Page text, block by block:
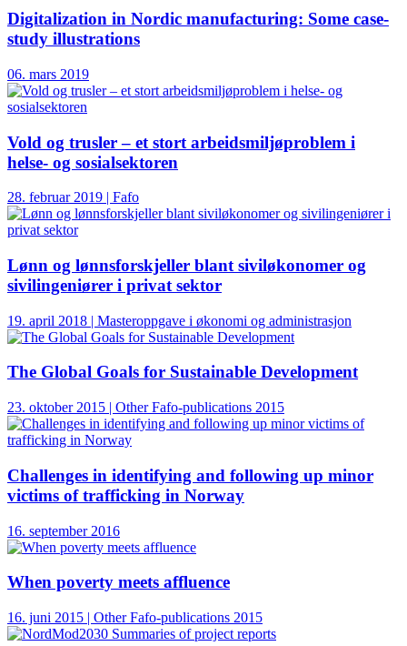
Digitalization in Nordic manufacturing: Some case-
study illustrations
06. mars 2019
Vold og trusler – et stort arbeidsmiljøproblem i
helse- og sosialsektoren
28. februar 2019 | Fafo
Lønn og lønnsforskjeller blant siviløkonomer og
sivilingeniører i privat sektor
19. april 2018 | Masteroppgave i økonomi og administrasjon
The Global Goals for Sustainable Development
23. oktober 2015 | Other Fafo-publications 2015
Challenges in identifying and following up minor
victims of trafficking in Norway
16. september 2016
When poverty meets affluence
16. juni 2015 | Other Fafo-publications 2015